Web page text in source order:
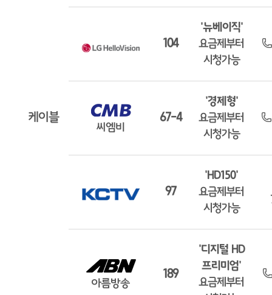
케이블
104
'뉴베이직'
요금제부터
시청가능
67-4
'경제형'
요금제부터
시청가능
97
'HD150'
요금제부터
시청가능
189
'디지털 HD
프리미엄'
요금제부터